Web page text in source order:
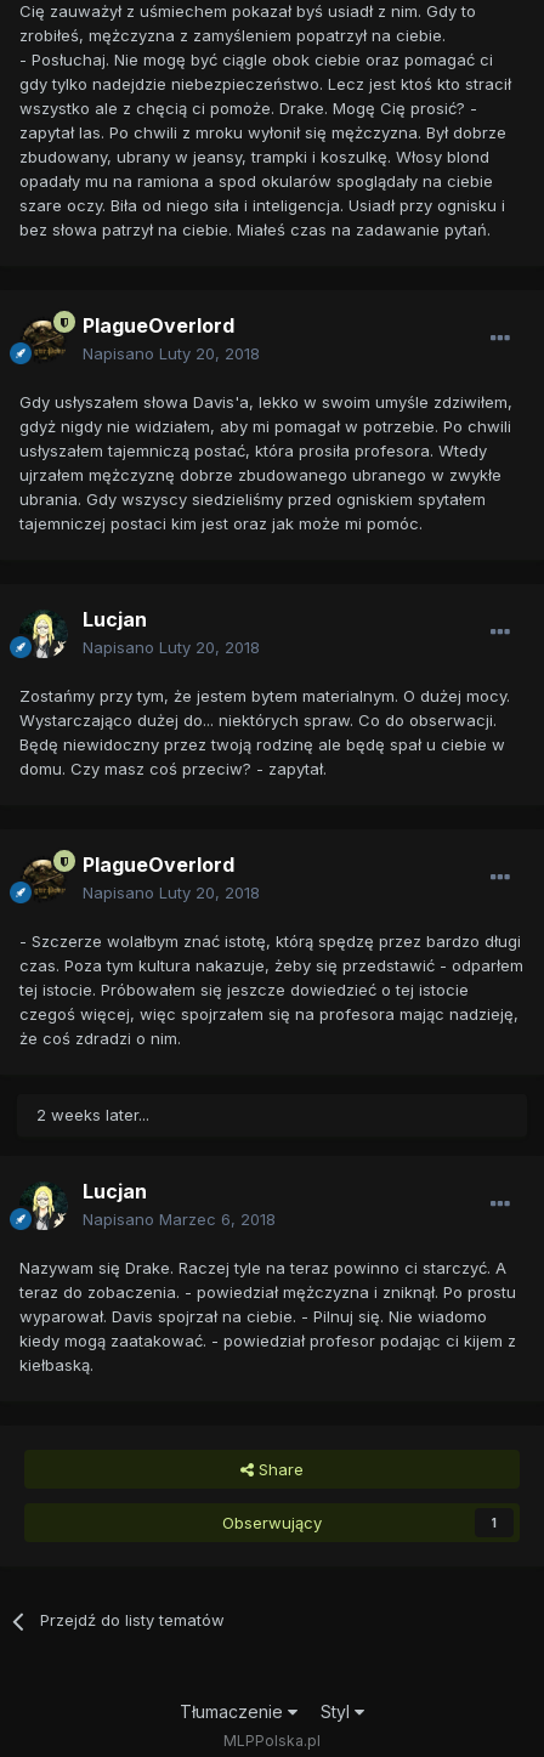
Cię zauważył z uśmiechem pokazał byś usiadł z nim. Gdy to
zrobiłeś, mężczyzna z zamyśleniem popatrzył na ciebie.
- Posłuchaj. Nie mogę być ciągle obok ciebie oraz pomagać ci
gdy tylko nadejdzie niebezpieczeństwo. Lecz jest ktoś kto stracił
wszystko ale z chęcią ci pomoże. Drake. Mogę Cię prosić? -
zapytał las. Po chwili z mroku wyłonił się mężczyzna. Był dobrze
zbudowany, ubrany w jeansy, trampki i koszulkę. Włosy blond
opadały mu na ramiona a spod okularów spoglądały na ciebie
szare oczy. Biła od niego siła i inteligencja. Usiadł przy ognisku i
bez słowa patrzył na ciebie. Miałeś czas na zadawanie pytań.
PlagueOverlord
Napisano Luty 20, 2018
Gdy usłyszałem słowa Davis'a, lekko w swoim umyśle zdziwiłem,
gdyż nigdy nie widziałem, aby mi pomagał w potrzebie. Po chwili
usłyszałem tajemniczą postać, która prosiła profesora. Wtedy
ujrzałem mężczyznę dobrze zbudowanego ubranego w zwykłe
ubrania. Gdy wszyscy siedzieliśmy przed ogniskiem spytałem
tajemniczej postaci kim jest oraz jak może mi pomóc.
Lucjan
Napisano Luty 20, 2018
Zostańmy przy tym, że jestem bytem materialnym. O dużej mocy.
Wystarczająco dużej do... niektórych spraw. Co do obserwacji.
Będę niewidoczny przez twoją rodzinę ale będę spał u ciebie w
domu. Czy masz coś przeciw? - zapytał.
PlagueOverlord
Napisano Luty 20, 2018
- Szczerze wolałbym znać istotę, którą spędzę przez bardzo długi
czas. Poza tym kultura nakazuje, żeby się przedstawić - odparłem
tej istocie. Próbowałem się jeszcze dowiedzieć o tej istocie
czegoś więcej, więc spojrzałem się na profesora mając nadzieję,
że coś zdradzi o nim.
2 weeks later...
Lucjan
Napisano Marzec 6, 2018
Nazywam się Drake. Raczej tyle na teraz powinno ci starczyć. A
teraz do zobaczenia. - powiedział mężczyzna i zniknął. Po prostu
wyparował. Davis spojrzał na ciebie. - Pilnuj się. Nie wiadomo
kiedy mogą zaatakować. - powiedział profesor podając ci kijem z
kiełbaską.
Share
Obserwujący 1
Przejdź do listy tematów
Tłumaczenie Styl
MLPPolska.pl